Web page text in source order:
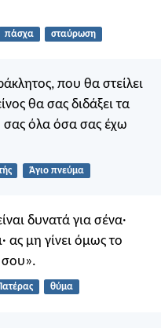
πάσχα σταύρωση
που θα στείλει
θα σας διδάξει τα
σας όλα όσα σας έχω
Άγιο πνεύμα
δυνατά για σένα·
ας μη γίνει όμως το
σου».
θύμα